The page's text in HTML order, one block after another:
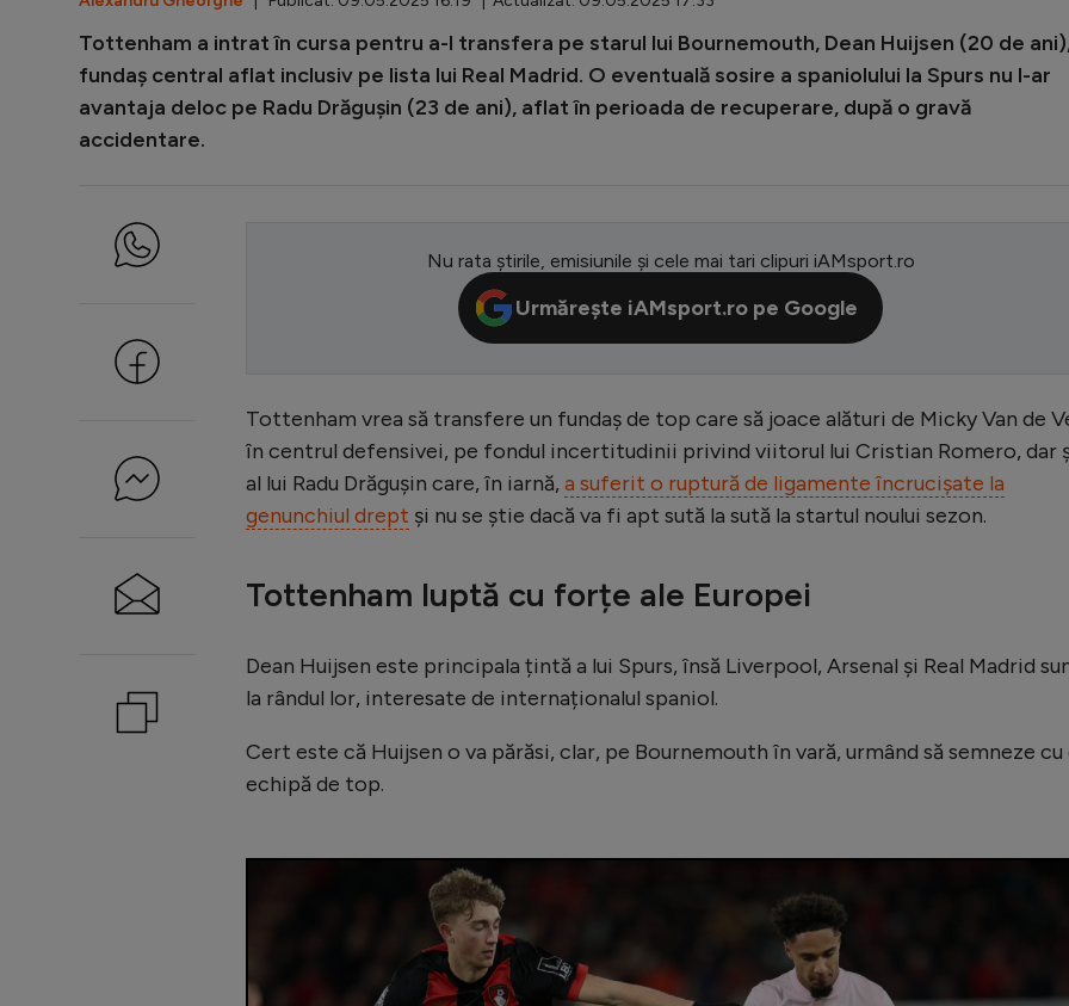
Tottenham a intrat în cursa pentru a-l transfera pe starul lui Bournemouth, Dean Huijsen (20 de
fundaș central aflat inclusiv pe lista lui Real Madrid. O eventuală sosire a spaniolului la Spurs nu l-ar
avantaja deloc pe Radu Drăgușin (23 de ani), aflat în perioada de recuperare, după o gravă
accidentare.
Nu rata știrile, emisiunile și cele mai tari clipuri iAMsport.ro
Urmărește iAMsport.ro pe Google
Tottenham vrea să transfere un fundaș de top care să joace alături de Micky Van de
în centrul defensivei, pe fondul incertitudinii privind viitorul lui Cristian Romero, dar
al lui Radu Drăgușin care, în iarnă, a suferit o ruptură de ligamente încrucișate la
genunchiul drept și nu se știe dacă va fi apt sută la sută la startul noului sezon.
Tottenham luptă cu forțe ale Europei
Dean Huijsen este principala țintă a lui Spurs, însă Liverpool, Arsenal și Real Madrid
la rândul lor, interesate de internaționalul spaniol.
Cert este că Huijsen o va părăsi, clar, pe Bournemouth în vară, urmând să semneze cu
echipă de top.